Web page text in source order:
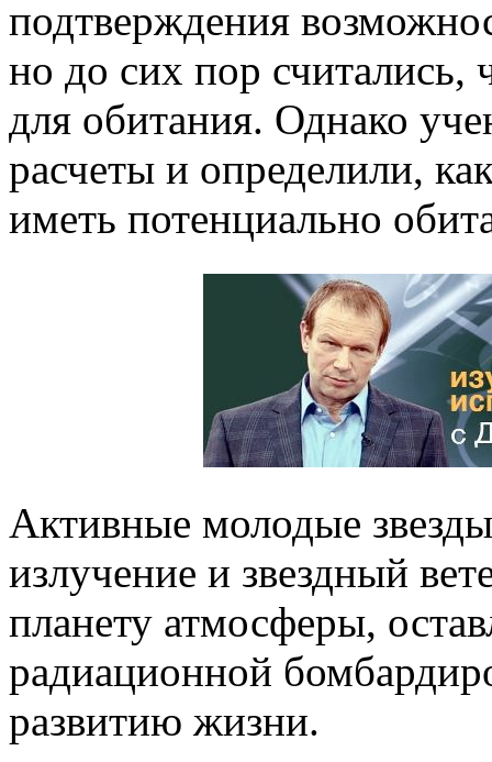
подтверждения
но до сих пор
для обитания. Однако
расчеты и определили,
иметь потенциально
Активные молодые
излучение и звездный
планету атмосферы,
радиационной
развитию жизни.